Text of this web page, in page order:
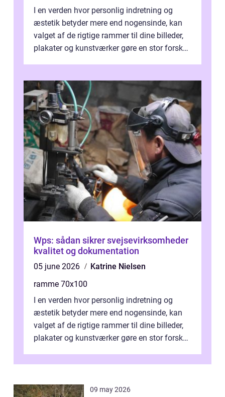
I en verden hvor personlig indretning og
æstetik betyder mere end nogensinde, kan
valget af de rigtige rammer til dine billeder,
plakater og kunstværker gøre en stor forskel.
Wps: sådan sikrer svejsevirksomheder
kvalitet og dokumentation
05 june 2026
Katrine Nielsen
ramme 70x100
I en verden hvor personlig indretning og
æstetik betyder mere end nogensinde, kan
valget af de rigtige rammer til dine billeder,
plakater og kunstværker gøre en stor forskel.
09 may 2026